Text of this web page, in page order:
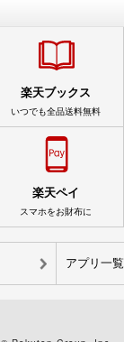
楽天ブックス
いつでも全品送料無料
楽天ペイ
スマホをお財布に
アプリ一覧